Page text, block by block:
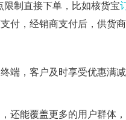
制直接下单，比如核货宝
付，经销商支付后，供货商
端，客户及时享受优惠满
还能覆盖更多的用户群体